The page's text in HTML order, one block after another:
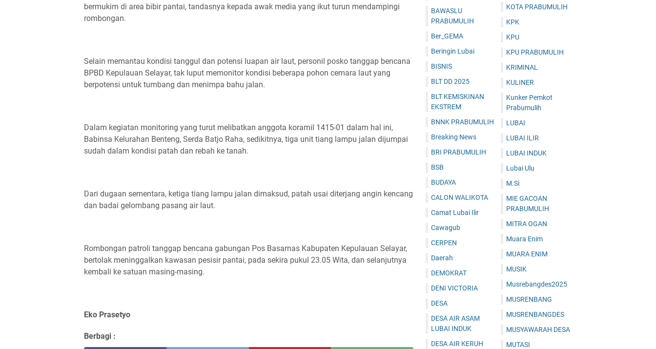
bermukim di area bibir pantai, tandasnya kepada awak media yang ikut turun mendampingi
rombongan.
Selain memantau kondisi tanggul dan potensi luapan air laut, personil posko tanggap bencana
BPBD Kepulauan Selayar, tak luput memonitor kondisi beberapa pohon cemara laut yang
berpotensi untuk tumbang dan menimpa bahu jalan.
Dalam kegiatan monitoring yang turut melibatkan anggota koramil 1415-01 dalam hal ini,
Babinsa Kelurahan Benteng, Serda Batjo Raha, sedikitnya, tiga unit tiang lampu jalan dijumpai
sudah dalam kondisi patah dan rebah ke tanah.
Dari dugaan sementara, ketiga tiang lampu jalan dimaksud, patah usai diterjang angin kencang
dan badai gelombang pasang air laut.
Rombongan patroli tanggap bencana gabungan Pos Basarnas Kabupaten Kepulauan Selayar,
bertolak meninggalkan kawasan pesisir pantai, pada sekira pukul 23.05 Wita, dan selanjutnya
kembali ke satuan masing-masing.
Eko Prasetyo
Berbagi :
BAWASLU
PRABUMULIH
Ber_GEMA
Beringin Lubai
BISNIS
BLT DD 2025
BLT KEMISKINAN
EKSTREM
BNNK PRABUMULIH
Breaking News
BRI PRABUMULIH
BSB
BUDAYA
CALON WALIKOTA
Camat Lubai Ilir
Cawagub
CERPEN
Daerah
DEMOKRAT
DENI VICTORIA
DESA
DESA AIR ASAM
LUBAI INDUK
DESA AIR KERUH
KOTA PRABUMULIH
KPK
KPU
KPU PRABUMULIH
KRIMINAL
KULINER
Kunker Pemkot
Prabumulih
LUBAI
LUBAI ILIR
LUBAI INDUK
Lubai Ulu
M.Si
MIE GACOAN
PRABUMULIH
MITRA OGAN
Muara Enim
MUARA ENIM
MUSIK
Musrebangdes2025
MUSRENBANG
MUSRENBANGDES
MUSYAWARAH DESA
MUTASI